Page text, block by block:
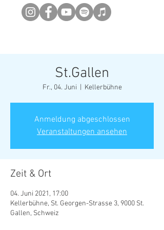
St.Gallen
Fr., 04. Juni Kellerbühne
Anmeldung abgeschlossen
Veranstaltungen ansehen
Zeit & Ort
04. Juni 2021, 17:00
Kellerbühne, St. Georgen-Strasse 3, 9000 St.
Gallen, Schweiz